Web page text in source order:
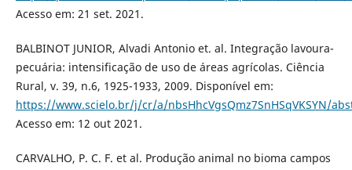
Acesso em: 21 set. 2021.
BALBINOT JUNIOR, Alvadi Antonio et. al. Integração lavoura-
pecuária: intensificação de uso de áreas agrícolas. Ciência
Rural, v. 39, n.6, 1925-1933, 2009. Disponível em:
https://www.scielo.br/j/cr/a/nbsHhcVgsQmz7SnHSqVKSYN/
Acesso em: 12 out 2021.
CARVALHO, P. C. F. et al. Produção animal no bioma campos